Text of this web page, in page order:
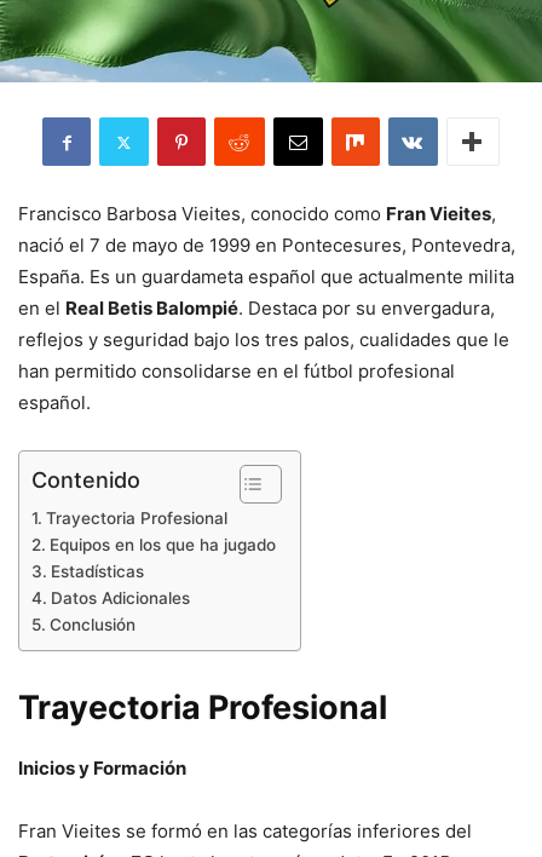
Francisco Barbosa Vieites, conocido como Fran Vieites,
nació el 7 de mayo de 1999 en Pontecesures, Pontevedra,
España. Es un guardameta español que actualmente milita
en el Real Betis Balompié. Destaca por su envergadura,
reflejos y seguridad bajo los tres palos, cualidades que le
han permitido consolidarse en el fútbol profesional
español.
Contenido
Trayectoria Profesional
Equipos en los que ha jugado
Estadísticas
Datos Adicionales
Conclusión
Trayectoria Profesional
Inicios y Formación
Fran Vieites se formó en las categorías inferiores del